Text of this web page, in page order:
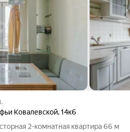
Ковалевской,14к6
2-комнатная квартира 66 м